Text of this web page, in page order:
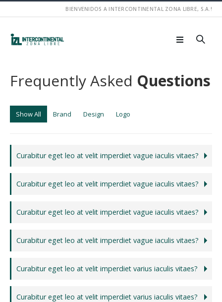
BIENVENIDOS A INTERCONTINENTAL ZONA LIBRE, S.A.!
Frequently Asked Questions
Show All Brand Design Logo
Curabitur eget leo at velit imperdiet vague iaculis vitaes?
Curabitur eget leo at velit imperdiet vague iaculis vitaes?
Curabitur eget leo at velit imperdiet vague iaculis vitaes?
Curabitur eget leo at velit imperdiet vague iaculis vitaes?
Curabitur eget leo at velit imperdiet varius iaculis vitaes?
Curabitur eget leo at velit imperdiet varius iaculis vitaes?